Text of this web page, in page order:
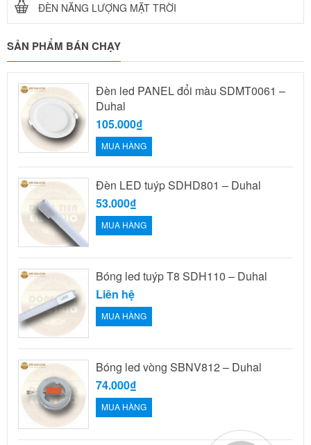
ĐÈN NĂNG LƯỢNG MẶT TRỜI
SẢN PHẨM BÁN CHẠY
Đèn led PANEL đổi màu SDMT0061 –
Duhal
105.000₫
MUA HÀNG
Đèn LED tuýp SDHD801 – Duhal
53.000₫
MUA HÀNG
Bóng led tuýp T8 SDH110 – Duhal
Liên hệ
MUA HÀNG
Bóng led vòng SBNV812 – Duhal
74.000₫
MUA HÀNG